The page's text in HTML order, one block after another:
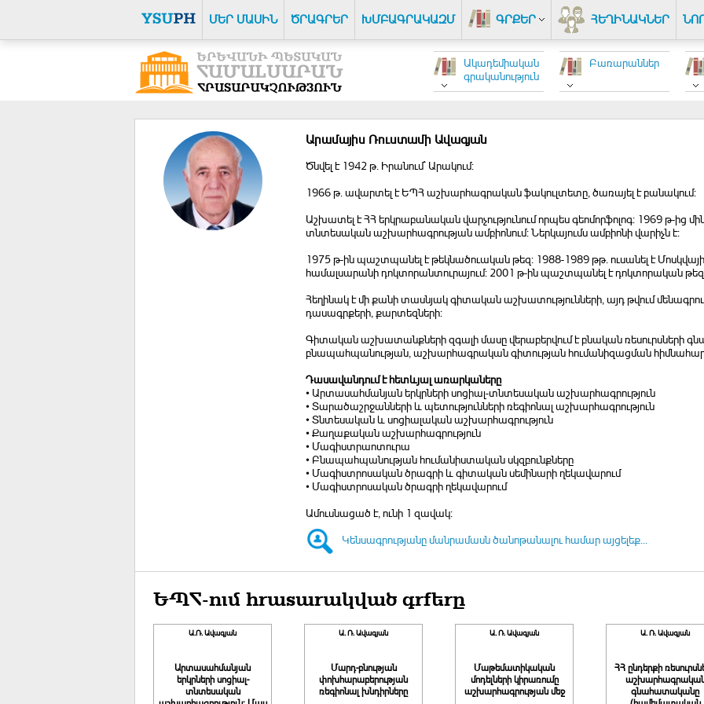
ՄԵՐ ՄԱՍԻՆ ԾՐԱԳՐԵՐ ԽՄԲԱԳՐԱԿԱԶՄ ԳՐՔԵՐ ՀԵՂԻՆԱԿՆԵՐ
Բառարաններ
Ակադեմիական
գրականություն
Արամայիս Ռուստամի Ավագյան
Ծնվել է 1942 թ. Իրանում` Արակում:
1966 թ. ավարտել է ԵՊՀ աշխարհագրական ֆակուլտետը, ծառայել է բանակում:
Աշխատել է ՀՀ երկրաբանական վարչությունում որպես գեոմորֆոլոգ: 1969 թ-ից
տնտեսական աշխարհագրության ամբիոնում: Ներկայումս ամբիոնի վարիչն է:
1975 թ-ին պաշտպանել է թեկնածուական թեզ: 1988-1989 թթ. ուսանել է
համալսարանի դոկտորանտուրայում: 2001 թ-ին պաշտպանել է դոկտորական
Հեղինակ է մի քանի տասնյակ գիտական աշխատությունների, այդ թվում
դասագրքերի, քարտեզների:
Գիտական աշխատանքների զգալի մասը վերաբերվում է բնական ռեսուրսների
բնապահպանության, աշխարհագրական գիտության հումանիզացման
Դասավանդում է հետևյալ առարկաները
• Արտասահմանյան երկրների սոցիալ-տնտեսական աշխարհագրություն
• Տարածաշրջանների և պետությունների ռեգիոնալ աշխարհագրություն
• Տնտեսական և սոցիալական աշխարհագրություն
• Քաղաքական աշխարհագրություն
• Մագիստրաոտուրա
• Բնապահպանության հումանիստական սկզբունքները
• Մագիստրոսական ծրագրի և գիտական սեմինարի ղեկավարում
• Մագիստրոսական ծրագրի ղեկավարում
Ամուսնացած է, ունի 1 զավակ:
Կենսագրությանը մանրամասն ծանոթանալու համար այցելեք...
ԵՊՀ-ում հրատարակված գրքերը
Ա.Ռ. Ավագյան
Արտասահմանյան
երկրների սոցիալ-
տնտեսական
Ա. Ռ. Ավագյան
Մարդ-բնության
փոխհարաբերության
ռեգիոնալ խնդիրները
Ա. Ռ. Ավագյան
Մաթեմատիկական
մոդելների կիրառումը
աշխարհագրության մեջ
Ա. Ռ. Ավագյան
ՀՀ ընդերքի
գնահատականը